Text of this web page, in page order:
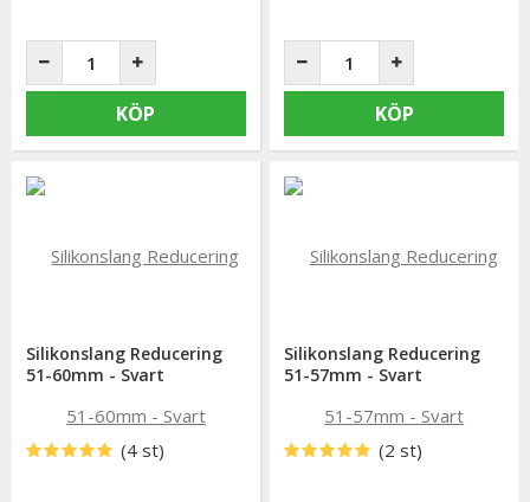
KÖP KÖP
Silikonslang Reducering
51-60mm - Svart
(4 st)
Silikonslang Reducering
51-57mm - Svart
(2 st)